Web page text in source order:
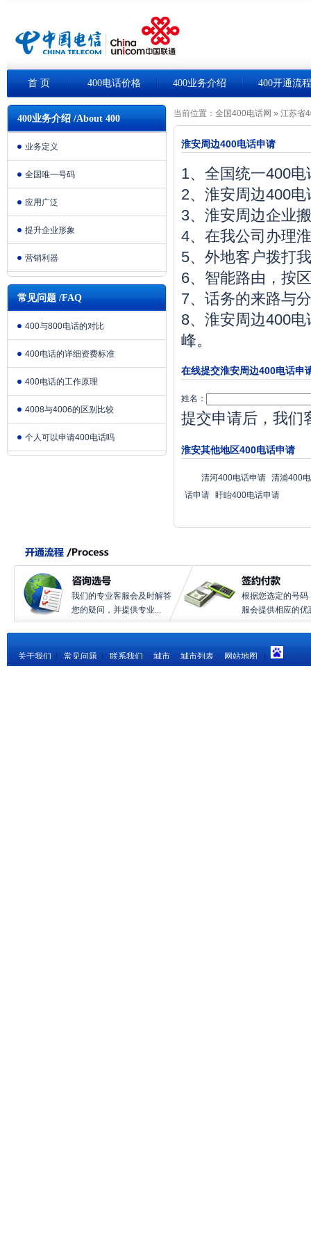
首 页 400电话价格 400业务介绍 400开通流程
400业务介绍 /About 400
业务定义
全国唯一号码
应用广泛
提升企业形象
营销利器
常见问题 /FAQ
400与800电话的对比
400电话的详细资费标准
400电话的工作原理
4008与4006的区别比较
个人可以申请400电话吗
当前位置： 全国400电话网 » 江苏省
淮安周边400电话申请
1、全国统一400
2、淮安周边400
3、淮安周边企业
4、在我公司办理
5、外地客户拨打
6、智能路由，按
7、话务的来路与
8、淮安周边400
峰。
在线提交淮安周边400电话申
姓名：
提交申请后，我们
淮安其他地区400电话申请
清河400电话申请 清浦400
话申请
盱眙400电话申请
我们的专业客服会及时解答
您的疑问，并提供专业...
根据您选定的号码
服会提供相应的优
关于我们 常见问题 联系我们 城市 城市列表 网站地图